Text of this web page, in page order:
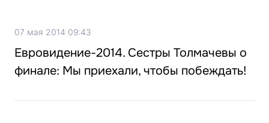
07 мая 2014 09:43
Евровидение-2014. Сестры Толмачевы о
финале: Мы приехали, чтобы побеждать!